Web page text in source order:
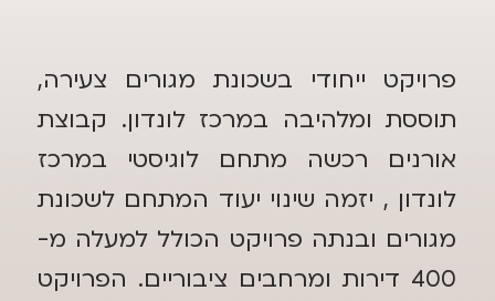
פרויקט ייחודי בשכונת מגורים צעירה,
תוססת ומלהיבה במרכז לונדון. קבוצת
אורנים רכשה מתחם לוגיסטי במרכז
לונדון , יזמה שינוי יעוד המתחם לשכונת
מגורים ובנתה פרויקט הכולל למעלה מ-
400 דירות ומרחבים ציבוריים. הפרויקט